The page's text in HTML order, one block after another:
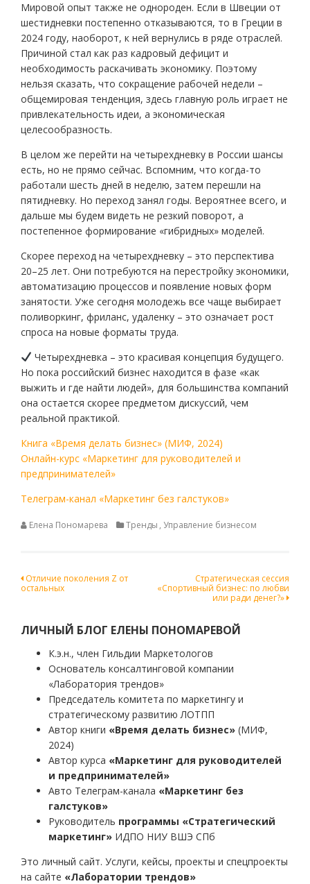
Мировой опыт также не однороден. Если в Швеции от
шестидневки постепенно отказываются, то в Греции в
2024 году, наоборот, к ней вернулись в ряде отраслей.
Причиной стал как раз кадровый дефицит и
необходимость раскачивать экономику. Поэтому
нельзя сказать, что сокращение рабочей недели –
общемировая тенденция, здесь главную роль играет не
привлекательность идеи, а экономическая
целесообразность.
В целом же перейти на четырехдневку в России шансы
есть, но не прямо сейчас. Вспомним, что когда-то
работали шесть дней в неделю, затем перешли на
пятидневку. Но переход занял годы. Вероятнее всего, и
дальше мы будем видеть не резкий поворот, а
постепенное формирование «гибридных» моделей.
Скорее переход на четырехдневку – это перспектива
20–25 лет. Они потребуются на перестройку экономики,
автоматизацию процессов и появление новых форм
занятости. Уже сегодня молодежь все чаще выбирает
поливоркинг, фриланс, удаленку – это означает рост
спроса на новые форматы труда.
Четырехдневка – это красивая концепция будущего.
Но пока российский бизнес находится в фазе «как
выжить и где найти людей», для большинства компаний
она остается скорее предметом дискуссий, чем
реальной практикой.
Книга «Время делать бизнес» (МИФ, 2024)
Онлайн-курс «Маркетинг для руководителей и
предпринимателей»
Телеграм-канал «Маркетинг без галстуков»
Елена Пономарева Тренды , Управление бизнесом
Навигация
записям
Отличие поколения Z от
остальных
Стратегическая сессия
«Спортивный бизнес: по любви
или ради денег?»
ЛИЧНЫЙ БЛОГ ЕЛЕНЫ ПОНОМАРЕВОЙ
К.э.н., член Гильдии Маркетологов
Основатель консалтинговой компании
«Лаборатория трендов»
Председатель комитета по маркетингу и
стратегическому развитию ЛОТПП
Автор книги «Время делать бизнес» (МИФ,
2024)
Автор курса «Маркетинг для руководителей
и предпринимателей»
Авто Телеграм-канала «Маркетинг без
галстуков»
Руководитель программы «Стратегический
маркетинг» ИДПО НИУ ВШЭ СПб
Это личный сайт. Услуги, кейсы, проекты и спецпроекты
на сайте «Лаборатории трендов»